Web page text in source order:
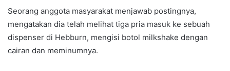
Seorang anggota masyarakat menjawab postingnya,
mengatakan dia telah melihat tiga pria masuk ke sebuah
dispenser di Hebburn, mengisi botol milkshake dengan
cairan dan meminumnya.